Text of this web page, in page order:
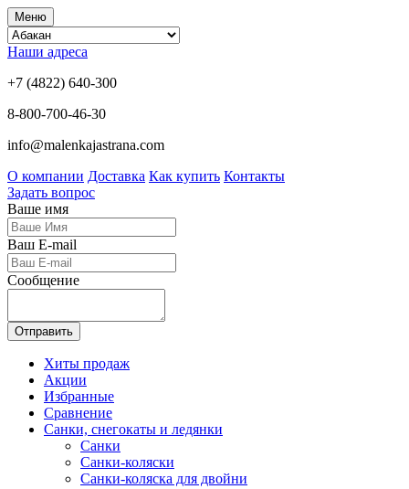
Меню
Наши адреса
+7 (4822) 640-300
8-800-700-46-30
info@malenkajastrana.com
О компании Доставка Как купить Контакты
Задать вопрос
Ваше имя
Ваш E-mail
Сообщение
Отправить
Хиты продаж
Акции
Избранные
Сравнение
Санки, снегокаты и ледянки
Санки
Санки-коляски
Санки-коляска для двойни